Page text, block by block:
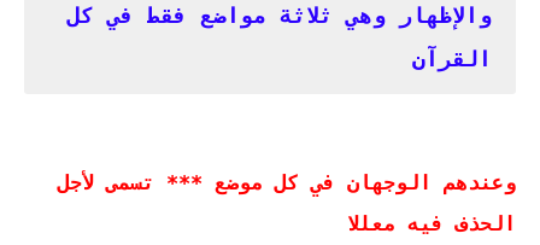
والإظهار وهي ثلاثة مواضع فقط في كل
القرآن
وعندهم الوجهان في كل موضع *** تسمى لأجل
الحذف فيه معللا